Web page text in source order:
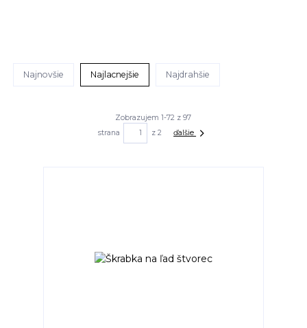
Najnovšie Najlacnejšie Najdrahšie
Zobrazujem 1-72 z 97
strana
z 2 ďalšie